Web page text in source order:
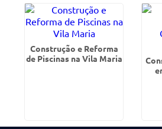
Construção e Reforma
de Piscinas na Vila Maria